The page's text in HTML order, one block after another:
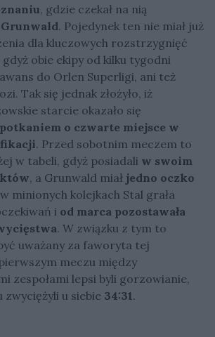
, gdzie czekał na nią
Grunwald. Pojedynek ten nie miał już
dla kluczowych rozstrzygnięć
gdyż obie ekipy od kilku tygodni
do Orlen Superligi, ani też
Tak się jednak złożyło, iż
starcie okazało się
o czwarte miejsce w
. Przed sobotnim meczem to
w tabeli, gdyż posiadali w swoim
, a Grunwald miał jedno oczko
minionych kolejkach Stal grała
i od marca pozostawała
. W związku z tym to
uważany za faworyta tej
meczu między
zespołami lepsi byli gorzowianie,
u siebie 34:31 .